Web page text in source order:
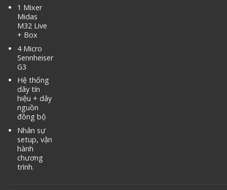
1 Mixer
Midas
M32 Live
+ Box
4 Micro
Sennheiser
G3
Hệ thống
dây tín
hiệu + dây
nguồn
đồng bộ
Nhân sự
setup, vận
hành
chương
trình.